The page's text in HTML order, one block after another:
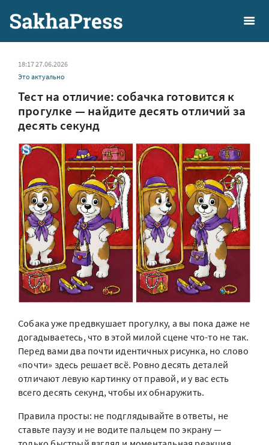
18:17 27.06.2026
Это актуально
Тест на отличие: собачка готовится к
прогулке — найдите десять отличий за
десять секунд
Собака уже предвкушает прогулку, а вы пока даже не
догадываетесь, что в этой милой сцене что-то не так.
Перед вами два почти идентичных рисунка, но слово
«почти» здесь решает всё. Ровно десять деталей
отличают левую картинку от правой, и у вас есть
всего десять секунд, чтобы их обнаружить.
Правила просты: не подглядывайте в ответы, не
ставьте паузу и не водите пальцем по экрану —